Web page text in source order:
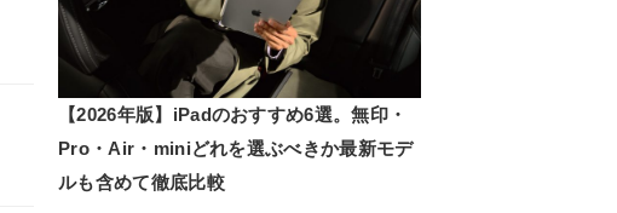
【2026年版】iPadのおすすめ6選。無印・
Pro・Air・miniどれを選ぶべきか最新モデ
ルも含めて徹底比較